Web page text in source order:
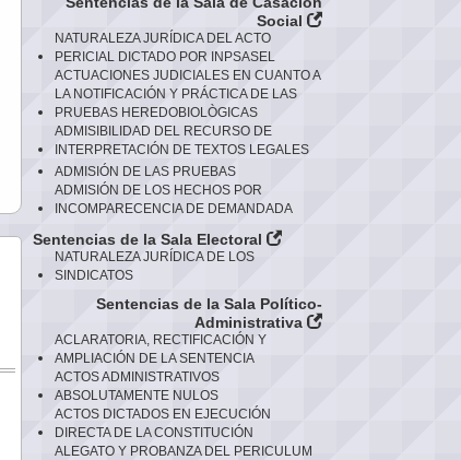
Social
NATURALEZA JURÍDICA DEL ACTO
PERICIAL DICTADO POR INPSASEL
ACTUACIONES JUDICIALES EN CUANTO A
LA NOTIFICACIÓN Y PRÁCTICA DE LAS
PRUEBAS HEREDOBIOLÒGICAS
ADMISIBILIDAD DEL RECURSO DE
INTERPRETACIÓN DE TEXTOS LEGALES
ADMISIÓN DE LAS PRUEBAS
ADMISIÓN DE LOS HECHOS POR
INCOMPARECENCIA DE DEMANDADA
Sentencias de la Sala Electoral
NATURALEZA JURÍDICA DE LOS
SINDICATOS
Sentencias de la Sala Político-
Administrativa
ACLARATORIA, RECTIFICACIÓN Y
AMPLIACIÓN DE LA SENTENCIA
ACTOS ADMINISTRATIVOS
ABSOLUTAMENTE NULOS
ACTOS DICTADOS EN EJECUCIÓN
DIRECTA DE LA CONSTITUCIÓN
ALEGATO Y PROBANZA DEL PERICULUM